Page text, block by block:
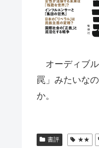
オーディブル
罠」みたいな
か。
書評 ★★